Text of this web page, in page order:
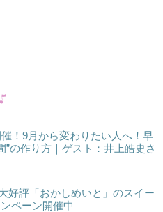
催！9月から変わりたい人へ！早
”の作り方｜ゲスト：井上皓史さ
好評「おかしめいと」のスイー
ペーン開催中